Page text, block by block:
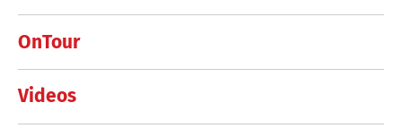
OnTour
Videos